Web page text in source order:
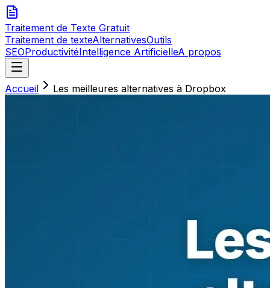
Traitement de Texte Gratuit
Traitement de texteAlternativesOutils
SEOProductivitéIntelligence ArtificielleA propos
Accueil Les meilleures alternatives à Dropbox